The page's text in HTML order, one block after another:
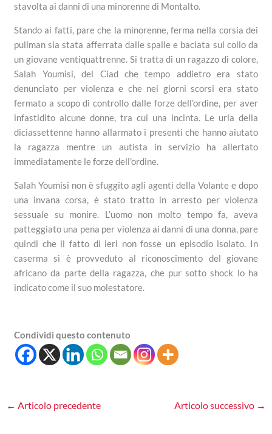
stavolta ai danni di una minorenne di Montalto.
Stando ai fatti, pare che la minorenne, ferma nella corsia dei
pullman sia stata afferrata dalle spalle e baciata sul collo da
un giovane ventiquattrenne. Si tratta di un ragazzo di colore,
Salah Youmisi, del Ciad che tempo addietro era stato
denunciato per violenza e che nei giorni scorsi era stato
fermato a scopo di controllo dalle forze dell’ordine, per aver
infastidito alcune donne, tra cui una incinta. Le urla della
diciassettenne hanno allarmato i presenti che hanno aiutato
la ragazza mentre un autista in servizio ha allertato
immediatamente le forze dell’ordine.
Salah Youmisi non è sfuggito agli agenti della Volante e dopo
una invana corsa, è stato tratto in arresto per violenza
sessuale su monire. L’uomo non molto tempo fa, aveva
patteggiato una pena per violenza ai danni di una donna, pare
quindi che il fatto di ieri non fosse un episodio isolato. In
caserma si è provveduto al riconoscimento del giovane
africano da parte della ragazza, che pur sotto shock lo ha
indicato come il suo molestatore.
Condividi questo contenuto
← Articolo precedente Articolo successivo →